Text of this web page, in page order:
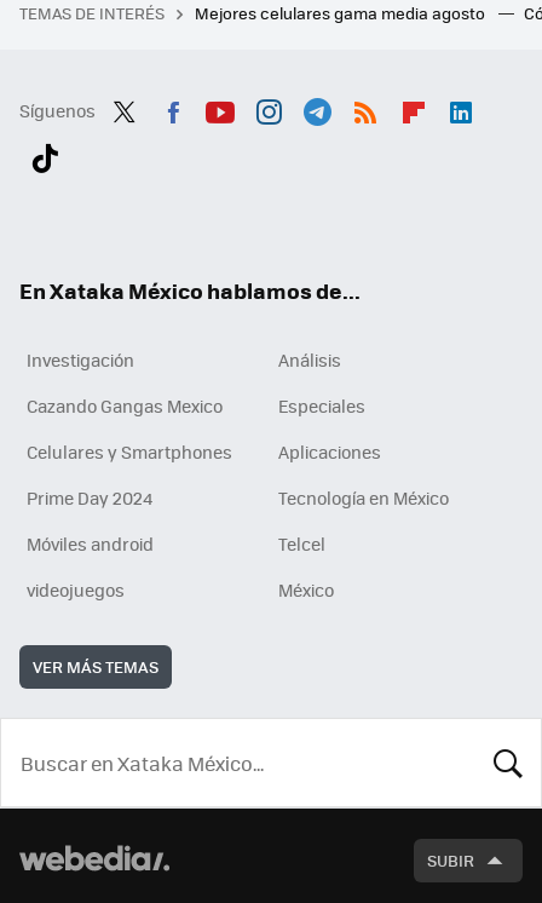
TEMAS DE INTERÉS Mejores celulares gama media agosto
Síguenos
En Xataka México hablamos de...
Investigación
Análisis
Cazando Gangas Mexico
Especiales
Celulares y Smartphones
Aplicaciones
Prime Day 2024
Tecnología en México
Móviles android
Telcel
videojuegos
México
VER MÁS TEMAS
SUBIR